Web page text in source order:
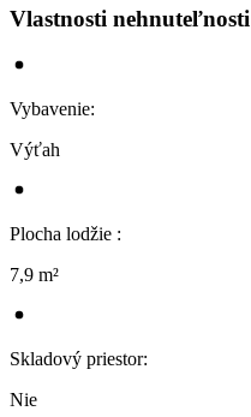
Vlastnosti nehnuteľnosti
Vybavenie:
Výťah
Plocha lodžie :
7,9 m²
Skladový priestor:
Nie